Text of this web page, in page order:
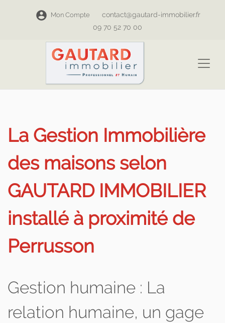
Mon Compte
contact@gautard-immobilier.fr
09 70 52 70 00
La Gestion Immobilière
des maisons selon
GAUTARD IMMOBILIER
installé à proximité de
Perrusson
Gestion humaine : La
relation humaine, un gage